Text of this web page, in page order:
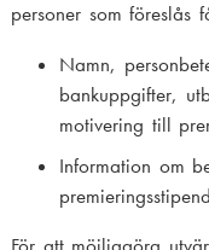
personer som föreslås
Namn,
bankuppgifter,
motivering till
Information om